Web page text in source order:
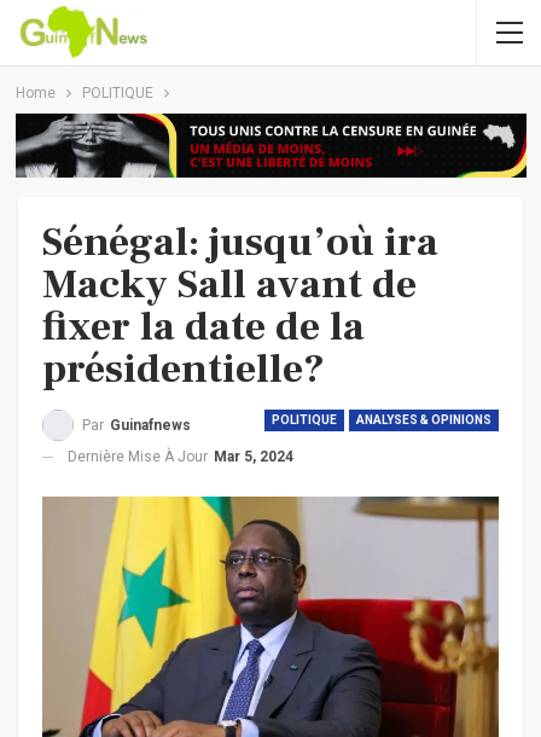
Home POLITIQUE
Sénégal: jusqu’où ira
Macky Sall avant de
fixer la date de la
présidentielle?
POLITIQUE ANALYSES & OPINIONS
Par Guinafnews
Dernière Mise À Jour Mar 5, 2024